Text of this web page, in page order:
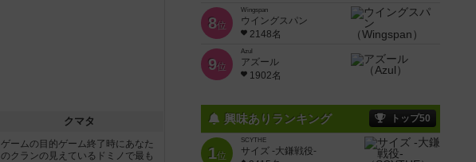
クマタ
ゲームの目的ゲーム終了時にあなた
のクランの見えているドミノで最も
8位
Wingspan
ウイングスパン
2148名
9位
Azul
アズール
1902名
興味ありランキング トップ50
1位
SCYTHE
サイズ -大鎌戦役-